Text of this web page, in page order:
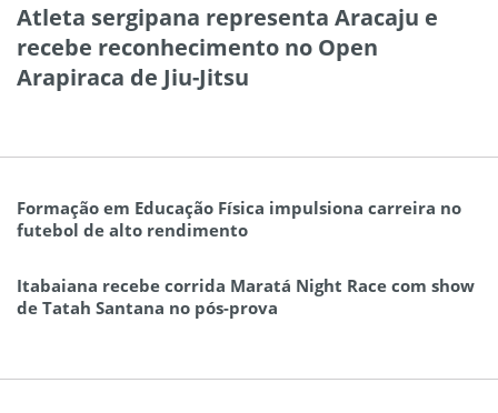
Atleta sergipana representa Aracaju e
recebe reconhecimento no Open
Arapiraca de Jiu-Jitsu
Formação em Educação Física impulsiona carreira no
futebol de alto rendimento
Itabaiana recebe corrida Maratá Night Race com show
de Tatah Santana no pós-prova